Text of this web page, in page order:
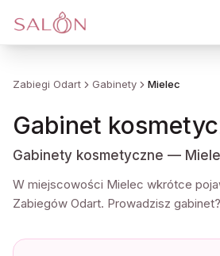
Zaloguj
Zabiegi Odart Gabinety Mielec
Gabinet
Gabinety kosmetyczne —
W miejscowości Mielec wkrótce
Zabiegów Odart. Prowadzisz